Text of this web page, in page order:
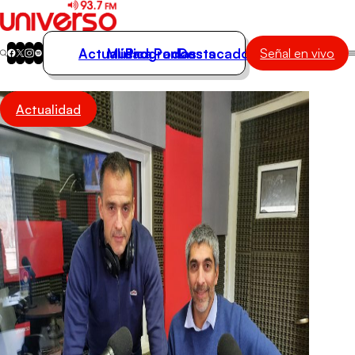
Actualidad
Música
Programas
Podcasts
Destacados
Actualidad
Música
Programas
Podcasts
Destacados Señal en vivo
Actualidad